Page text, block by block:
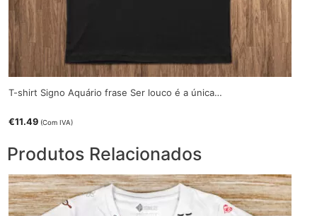
T-shirt Signo Aquário frase Ser louco é a única…
€11.49 (Com IVA)
Produtos Relacionados